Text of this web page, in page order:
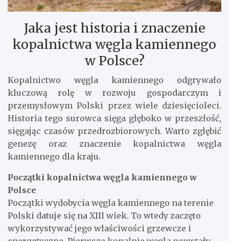
Jaka jest historia i znaczenie
kopalnictwa węgla kamiennego
w Polsce?
Kopalnictwo węgla kamiennego odgrywało
kluczową rolę w rozwoju gospodarczym i
przemysłowym Polski przez wiele dziesięcioleci.
Historia tego surowca sięga głęboko w przeszłość,
sięgając czasów przedrozbiorowych. Warto zgłębić
genezę oraz znaczenie kopalnictwa węgla
kamiennego dla kraju.
Początki kopalnictwa węgla kamiennego w
Polsce
Początki wydobycia węgla kamiennego na terenie
Polski datuje się na XIII wiek. To wtedy zaczęto
wykorzystywać jego właściwości grzewcze i